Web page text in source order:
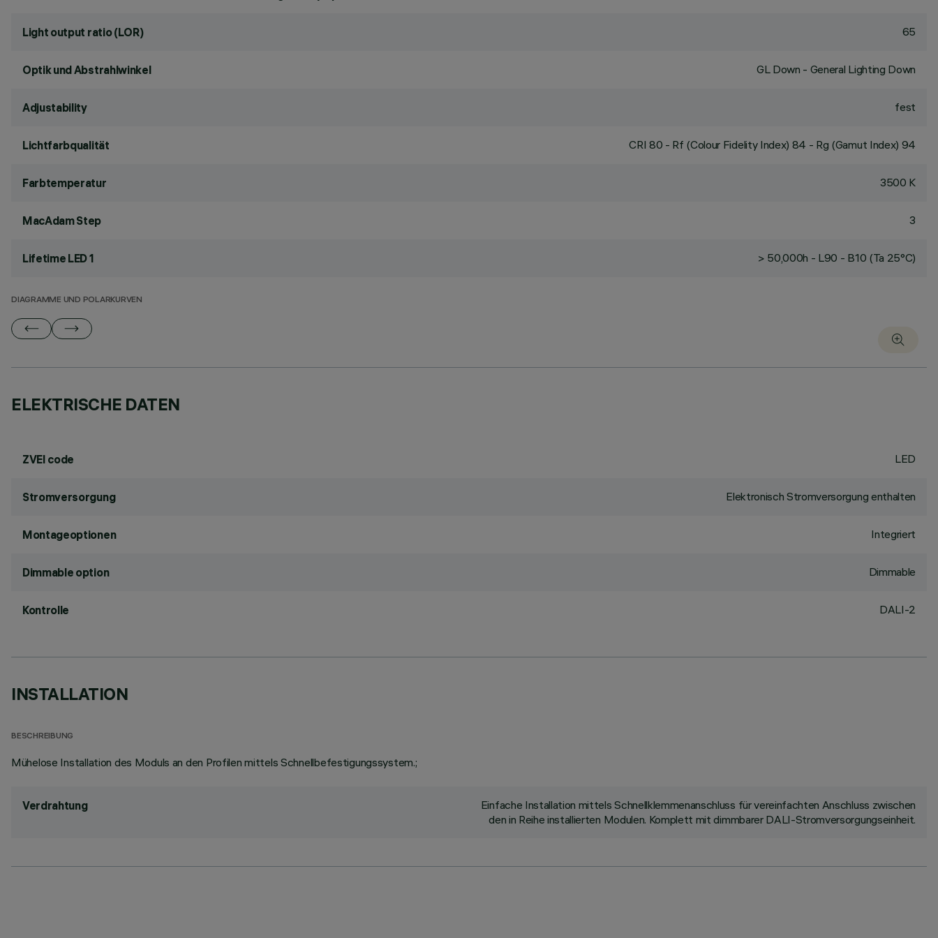
Light output ratio (LOR) 65
Optik und Abstrahlwinkel GL Down - General Lighting Down
Adjustability fest
Lichtfarbqualität CRI 80 - Rf (Colour Fidelity Index) 84 - Rg (Gamut Index) 94
Farbtemperatur 3500 K
MacAdam Step 3
Lifetime LED 1 > 50,000h - L90 - B10 (Ta 25°C)
DIAGRAMME UND POLARKURVEN
ELEKTRISCHE DATEN
ZVEI code LED
Stromversorgung Elektronisch Stromversorgung enthalten
Montageoptionen Integriert
Dimmable option Dimmable
Kontrolle DALI-2
INSTALLATION
BESCHREIBUNG
Mühelose Installation des Moduls an den Profilen mittels Schnellbefestigungssystem.;
Verdrahtung
Einfache Installation mittels Schnellklemmenanschluss für vereinfachten Anschluss zwischen
den in Reihe installierten Modulen. Komplett mit dimmbarer DALI-Stromversorgungseinheit.